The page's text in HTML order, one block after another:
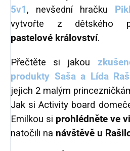
5v1, nevšední hračku
vytvořte z dětského
pastelové království.
Přečtěte si jakou
produkty Saša a Lída
jejich 2 malým
Jak si Activity board
Emilkou si prohlédněte ve
natočili na návštěvě u